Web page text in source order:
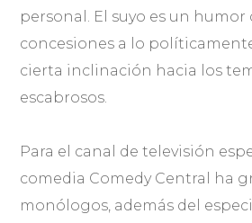
personal. El suyo es un humor
concesiones a lo
cierta inclinación hacia los
escabrosos.
Para el canal de televisión
comedia Comedy Central ha
monólogos, además del